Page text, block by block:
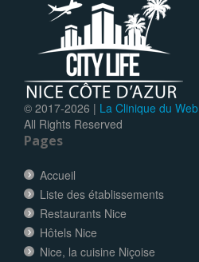
© 2017-2026 | La Clinique du Web
All Rights Reserved
Pages
Accueil
Liste des établissements
Restaurants Nice
Hôtels Nice
Nice, la cuisine Niçoise